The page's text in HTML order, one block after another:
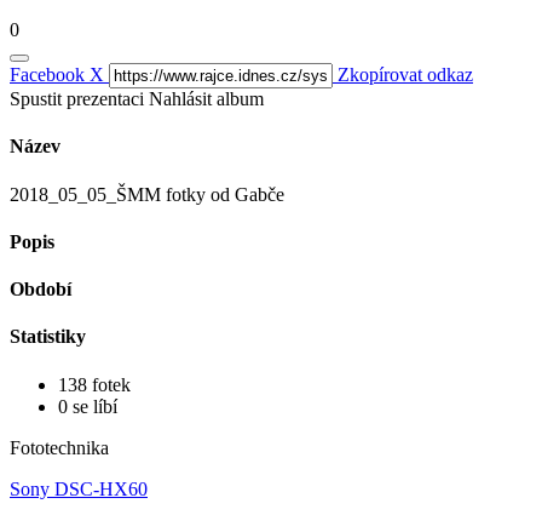
0
Facebook X
Zkopírovat odkaz
Spustit prezentaci Nahlásit album
Název
2018_05_05_ŠMM fotky od Gabče
Popis
Období
Statistiky
138 fotek
0 se líbí
Fototechnika
Sony DSC-HX60